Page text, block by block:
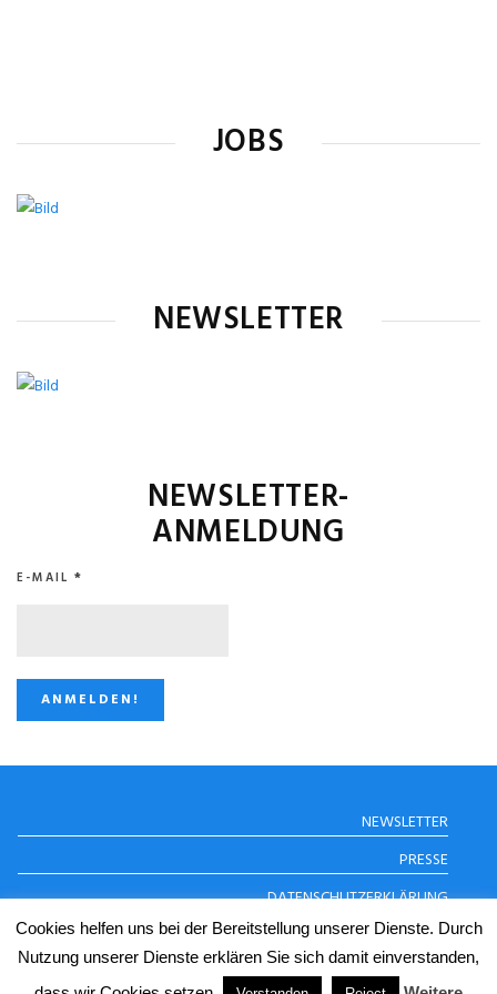
JOBS
NEWSLETTER
NEWSLETTER-
ANMELDUNG
E-MAIL *
STUGGI.TV AUF
INSTAGRAM
NEWSLETTER
PRESSE
DATENSCHUTZERKLÄRUNG
IMPRESSUM
Cookies helfen uns bei der Bereitstellung unserer Dienste. Durch
Nutzung unserer Dienste erklären Sie sich damit einverstanden,